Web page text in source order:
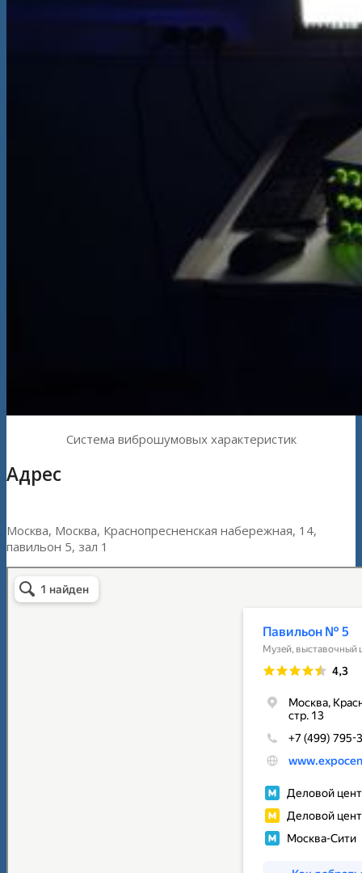
Система виброшумовых характеристик
Адрес
Москва, Москва, Краснопресненская набережная, 14,
павильон 5, зал 1